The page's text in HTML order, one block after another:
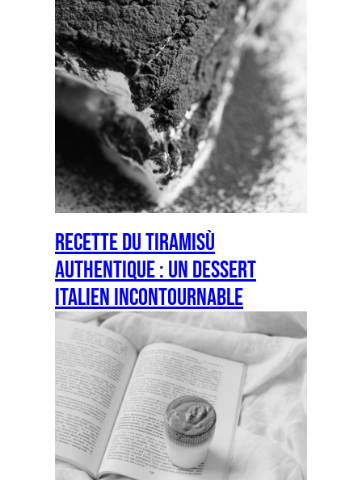
Recette du Tiramisù
Authentique : Un Dessert
Italien Incontournable